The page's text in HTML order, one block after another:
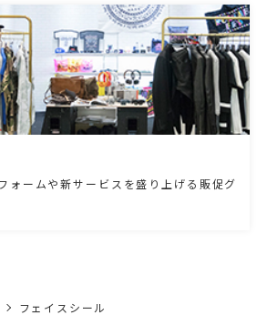
ォームや新サービスを盛り上げる販促グ
フェイスシール